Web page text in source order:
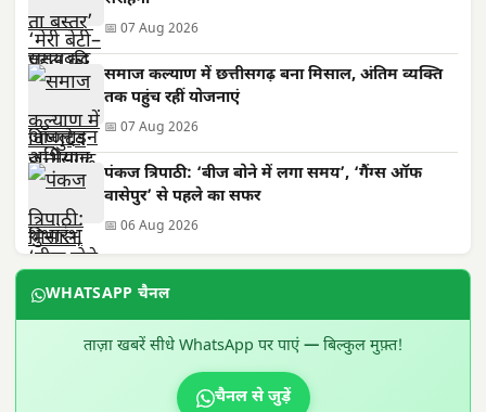
📅 07 Aug 2026
समाज कल्याण में छत्तीसगढ़ बना मिसाल, अंतिम व्यक्ति
तक पहुंच रहीं योजनाएं
📅 07 Aug 2026
पंकज त्रिपाठी: ‘बीज बोने में लगा समय’, ‘गैंग्स ऑफ
वासेपुर’ से पहले का सफर
📅 06 Aug 2026
WHATSAPP चैनल
ताज़ा खबरें सीधे WhatsApp पर पाएं — बिल्कुल मुफ़्त!
चैनल से जुड़ें